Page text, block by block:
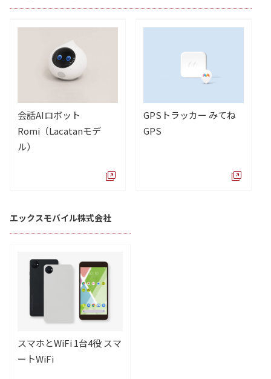
会話AIロボット
Romi（Lacatanモデ
ル）
GPSトラッカー みてね
GPS
エックスモバイル株式会社
スマホとWiFi 1台4役 スマ
ートWiFi